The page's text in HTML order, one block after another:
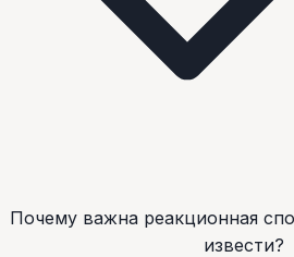
Почему важна реакционная
извести?